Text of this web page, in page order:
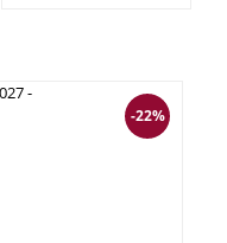
-22%